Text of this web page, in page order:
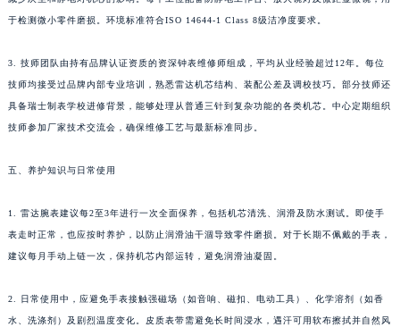
于检测微小零件磨损。环境标准符合ISO 14644-1 Class 8级洁净度要求。
3. 技师团队由持有品牌认证资质的资深钟表维修师组成，平均从业经验超过12年。每位
技师均接受过品牌内部专业培训，熟悉雷达机芯结构、装配公差及调校技巧。部分技师还
具备瑞士制表学校进修背景，能够处理从普通三针到复杂功能的各类机芯。中心定期组织
技师参加厂家技术交流会，确保维修工艺与最新标准同步。
五、养护知识与日常使用
1. 雷达腕表建议每2至3年进行一次全面保养，包括机芯清洗、润滑及防水测试。即使手
表走时正常，也应按时养护，以防止润滑油干涸导致零件磨损。对于长期不佩戴的手表，
建议每月手动上链一次，保持机芯内部运转，避免润滑油凝固。
2. 日常使用中，应避免手表接触强磁场（如音响、磁扣、电动工具）、化学溶剂（如香
水、洗涤剂）及剧烈温度变化。皮质表带需避免长时间浸水，遇汗可用软布擦拭并自然风